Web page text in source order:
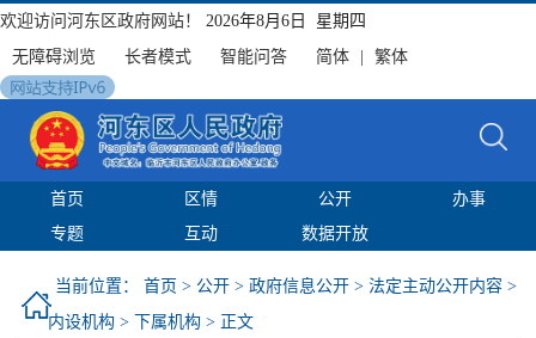
欢迎访问河东区政府网站！
2026年8月6日 星期四
无障碍浏览
长者模式 智能问答 简体 繁体
首页 区情 公开
办事
专题
互动 数据开放
当前位置： 首页 > 公开 > 政府信息公开 > 法定主动公开内容 >
内设机构 > 下属机构 > 正文